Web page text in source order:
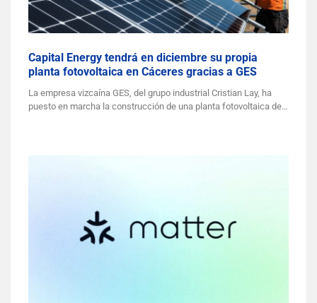
Capital Energy tendrá en diciembre su propia
planta fotovoltaica en Cáceres gracias a GES
La empresa vizcaína GES, del grupo industrial Cristian Lay, ha
puesto en marcha la construcción de una planta fotovoltaica de…